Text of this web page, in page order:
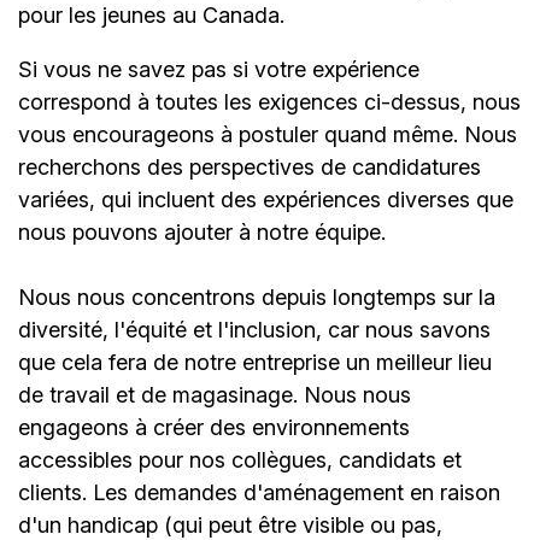
pour les jeunes au Canada.
Si vous ne savez pas si votre expérience
correspond à toutes les exigences ci-dessus, nous
vous encourageons à postuler quand même. Nous
recherchons des perspectives de candidatures
variées, qui incluent des expériences diverses que
nous pouvons ajouter à notre équipe.
Nous nous concentrons depuis longtemps sur la
diversité, l'équité et l'inclusion, car nous savons
que cela fera de notre entreprise un meilleur lieu
de travail et de magasinage. Nous nous
engageons à créer des environnements
accessibles pour nos collègues, candidats et
clients. Les demandes d'aménagement en raison
d'un handicap (qui peut être visible ou pas,